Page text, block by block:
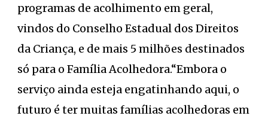
programas de acolhimento em geral,
vindos do Conselho Estadual dos Direitos
da Criança, e de mais 5 milhões destinados
só para o Família Acolhedora.“Embora o
serviço ainda esteja engatinhando aqui, o
futuro é ter muitas famílias acolhedoras em